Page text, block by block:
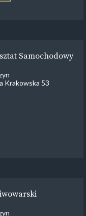
Samochodowy
Krakowska 53